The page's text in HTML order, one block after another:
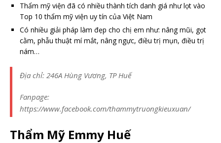
Thẩm mỹ viện đã có nhiều thành tích danh giá như lọt vào
Top 10 thẩm mỹ viện uy tín của Việt Nam
Có nhiều giải pháp làm đẹp cho chị em như: nâng mũi, gọt
cằm, phẫu thuật mí mắt, nâng ngực, điều trị mụn, điều trị
nám…
Địa chỉ: 246A Hùng Vương, TP Huế
Fanpage:
https://www.facebook.com/thammytruongkieuxuan/
Thẩm Mỹ Emmy Huế